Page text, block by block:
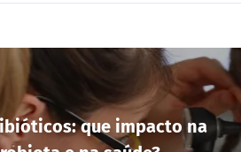
que impacto na